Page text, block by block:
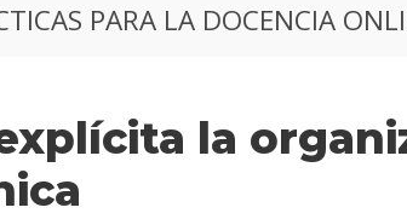
PARA LA DOCENCIA
la